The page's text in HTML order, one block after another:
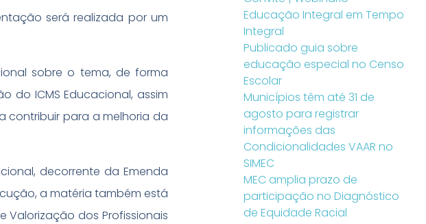
será realizada por um
sobre o tema, de forma
do ICMS Educacional, assim
contribuir para a melhoria da
decorrente da Emenda
a matéria também está
Valorização dos Profissionais
Educação Integral em Tempo
Integral
Publicado guia sobre
educação especial no Censo
Escolar
Municípios têm até 31 de
agosto para registrar
informações das
Condicionalidades VAAR no
SIMEC
MEC amplia prazo de
participação no Diagnóstico
de Equidade Racial